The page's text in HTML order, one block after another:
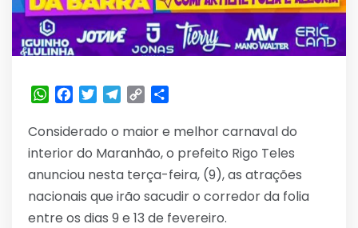
WhatsApp
Facebook
TwitterTelegram
Copy
Considerado o maior e melhor carnaval do
interior do Maranhão, o prefeito Rigo Teles
anunciou nesta terça-feira, (9), as atrações
nacionais que irão sacudir o corredor da folia
entre os dias 9 e 13 de fevereiro.